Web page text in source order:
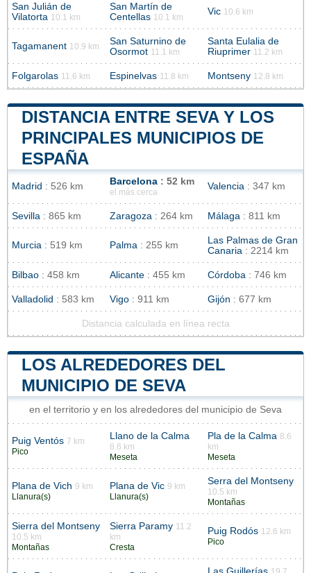
San Julián de
Vilatorta 10.1 km
San Martín de
Centellas 10.1 km
Vic 10.6 km
Tagamanent 10.9 km
San Saturnino de
Osormot 11.1 km
Santa Eulalia de
Riuprimer 11.2 km
Folgarolas 11.6 km Espinelvas 11.8 km Montseny 12.8 km
DISTANCIA ENTRE SEVA Y LOS
PRINCIPALES MUNICIPIOS DE
ESPAÑA
Madrid : 526 km Barcelona : 52 km
el más cerca
Valencia : 347 km
Sevilla : 865 km Zaragoza : 264 km Málaga : 811 km
Murcia : 519 km Palma : 255 km
Las Palmas de Gran
Canaria : 2214 km
Bilbao : 458 km Alicante : 455 km Córdoba : 746 km
Valladolid : 583 km Vigo : 911 km Gijón : 677 km
Distancia calculada en línea recta
LOS ALREDEDORES DEL
MUNICIPIO DE SEVA
en el territorio y en los alrededores del municipio de Seva
Puig Ventós 7 km
Pico
Llano de la Calma
8.6 km
Meseta
Pla de la Calma 8.6
km
Meseta
Plana de Vich 9 km
Llanura(s)
Plana de Vic 9 km
Llanura(s)
Serra del Montseny
10.5 km
Montañas
Sierra del Montseny
10.5 km
Montañas
Sierra Paramy 11.2
km
Cresta
Puig Rodós 12.6 km
Pico
19.7